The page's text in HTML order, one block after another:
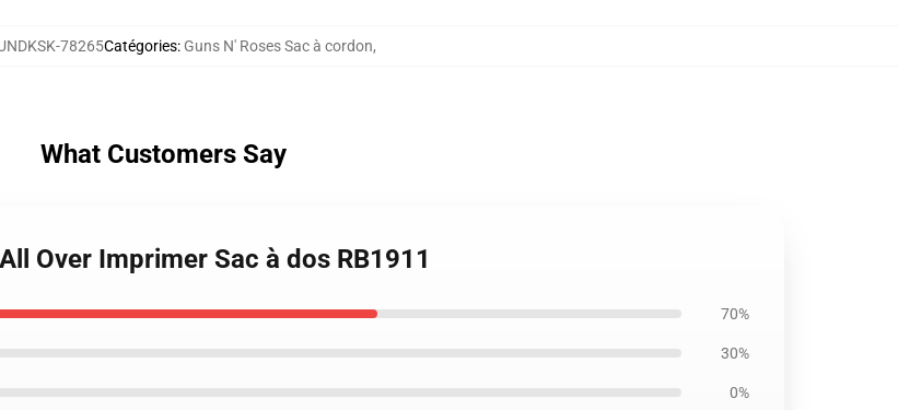
78265Catégories: Guns N' Roses Sac à cordon,
What Customers Say
Over Imprimer Sac à dos RB1911
70%
30%
0%